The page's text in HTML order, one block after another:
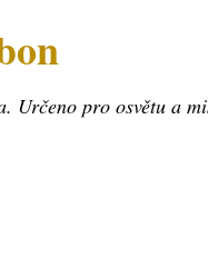
Určeno pro osvětu a